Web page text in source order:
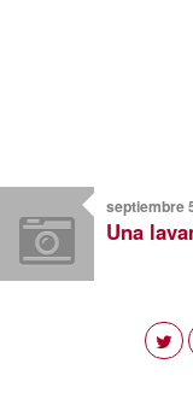
septiembre
Una